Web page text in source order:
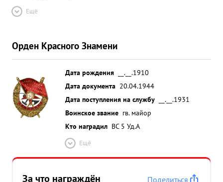
Ещё
Орден Красного Знамени
Дата рождения
__.__.1910
Дата документа 20.04.1944
Дата поступления на службу
__.__.1931
Воинское звание гв. майор
Кто наградил ВС 5 Уд.А
Ещё
За что награждён
Поделиться